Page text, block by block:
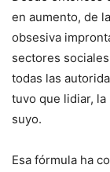
en aumento, de
obsesiva
sectores
todas las
tuvo que lidiar,
suyo.
Esa fórmula ha